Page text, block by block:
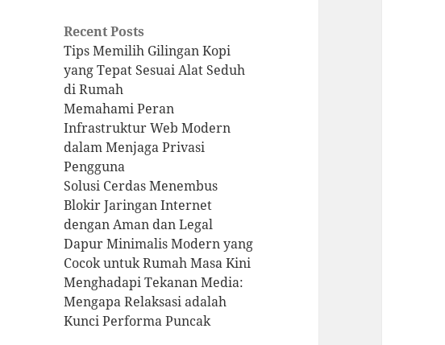
Recent Posts
Tips Memilih Gilingan Kopi
yang Tepat Sesuai Alat Seduh
di Rumah
Memahami Peran
Infrastruktur Web Modern
dalam Menjaga Privasi
Pengguna
Solusi Cerdas Menembus
Blokir Jaringan Internet
dengan Aman dan Legal
Dapur Minimalis Modern yang
Cocok untuk Rumah Masa Kini
Menghadapi Tekanan Media:
Mengapa Relaksasi adalah
Kunci Performa Puncak